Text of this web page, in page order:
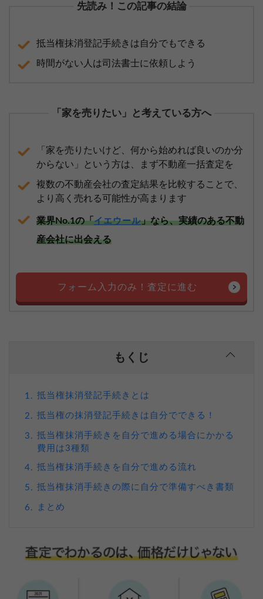
先読み！この記事の結論
抵当権抹消登記手続きは自分でもできる
時間がない人は司法書士に依頼しよう
「家を売りたい」と考えている方へ
「家を売りたいけど、何から始めれば良いのか分
からない」という方は、まず不動産一括査定を
複数の不動産会社の査定結果を比較することで、
より高く売れる可能性が高まります
業界No.1の「イエウール」なら、実績のある不動
産会社に出会える
フォーム入力のみ！査定に進む
もくじ
1. 抵当権抹消登記手続きとは
2. 抵当権の抹消登記手続きは自分でできる！
3. 抵当権抹消手続きを自分で進める場合にかかる
費用は3種類
4. 抵当権抹消手続きを自分で進める流れ
5. 抵当権抹消手続きの際に自分で準備すべき書類
6. まとめ